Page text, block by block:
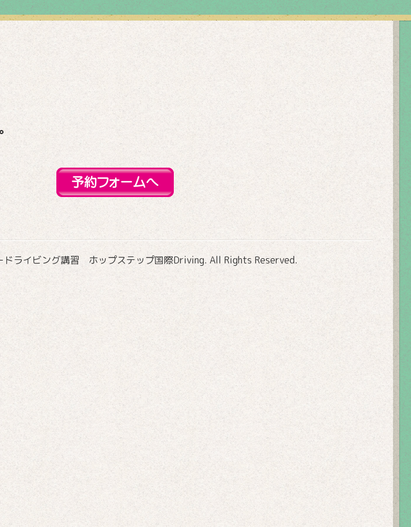
ドライビング講習 ホップステップ国際Driving. All Rights Reserved.